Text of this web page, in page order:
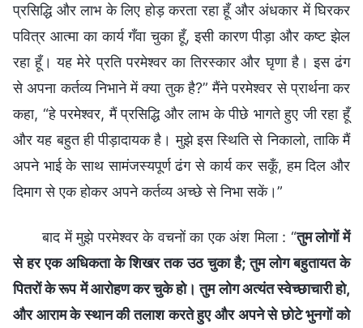
प्रसिद्धि और लाभ के लिए होड़ करता रहा हूँ और अंधकार में घिरकर
पवित्र आत्मा का कार्य गँवा चुका हूँ, इसी कारण पीड़ा और कष्ट झेल
रहा हूँ। यह मेरे प्रति परमेश्वर का तिरस्कार और घृणा है। इस ढंग
से अपना कर्तव्य निभाने में क्या तुक है?” मैंने परमेश्वर से प्रार्थना कर
कहा, “हे परमेश्वर, मैं प्रसिद्धि और लाभ के पीछे भागते हुए जी रहा हूँ
और यह बहुत ही पीड़ादायक है। मुझे इस स्थिति से निकालो, ताकि मैं
अपने भाई के साथ सामंजस्यपूर्ण ढंग से कार्य कर सकूँ, हम दिल और
दिमाग से एक होकर अपने कर्तव्य अच्छे से निभा सकें।”
बाद में मुझे परमेश्वर के वचनों का एक अंश मिला : “तुम लोगों में
से हर एक अधिकता के शिखर तक उठ चुका है; तुम लोग बहुतायत के
पितरों के रूप में आरोहण कर चुके हो। तुम लोग अत्यंत स्वेच्छाचारी हो,
और आराम के स्थान की तलाश करते हुए और अपने से छोटे भुनगों को